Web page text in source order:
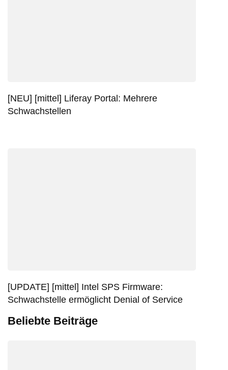
[NEU] [mittel] Liferay Portal: Mehrere
Schwachstellen
[UPDATE] [mittel] Intel SPS Firmware:
Schwachstelle ermöglicht Denial of Service
Beliebte Beiträge